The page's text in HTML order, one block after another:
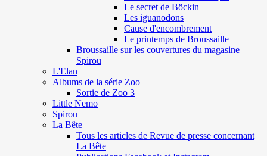
Le secret de Böckin
Les iguanodons
Cause d'encombrement
Le printemps de Broussaille
Broussaille sur les couvertures du magasine
Spirou
L'Elan
Albums de la série Zoo
Sortie de Zoo 3
Little Nemo
Spirou
La Bête
Tous les articles de Revue de presse concernant
La Bête